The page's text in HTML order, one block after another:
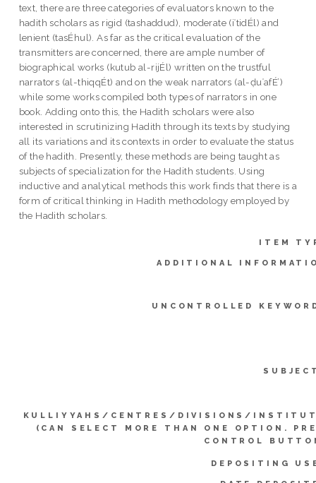
text, there are three categories of evaluators known to the
hadith scholars as rigid (tashaddud), moderate (iʿtidÉl) and
lenient (tasÉhul). As far as the critical evaluation of the
transmitters are concerned, there are ample number of
biographical works (kutub al-rijÉl) written on the trustful
narrators (al-thiqqÉt) and on the weak narrators (al-ḍuʿafÉ’)
while some works compiled both types of narrators in one
book. Adding onto this, the Hadith scholars were also
interested in scrutinizing Hadith through its texts by studying
all its variations and its contexts in order to evaluate the status
of the hadith. Presently, these methods are being taught as
subjects of specialization for the Hadith students. Using
inductive and analytical methods this work finds that there is a
form of critical thinking in Hadith methodology employed by
the Hadith scholars.
ITEM
ADDITIONAL
UNCONTROLLED
KULLIYYAHS/CENTRES/DIVISIONS/
(CAN SELECT MORE THAN ONE OPTION.
CONTROL
DEPOSITING